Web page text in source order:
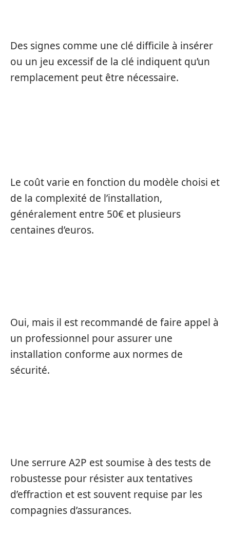
Des signes comme une clé difficile à insérer
ou un jeu excessif de la clé indiquent qu’un
remplacement peut être nécessaire.
Le coût varie en fonction du modèle choisi et
de la complexité de l’installation,
généralement entre 50€ et plusieurs
centaines d’euros.
Oui, mais il est recommandé de faire appel à
un professionnel pour assurer une
installation conforme aux normes de
sécurité.
Une serrure A2P est soumise à des tests de
robustesse pour résister aux tentatives
d’effraction et est souvent requise par les
compagnies d’assurances.